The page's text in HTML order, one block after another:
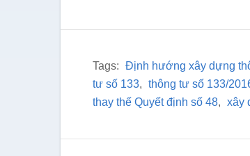
Tags: Định hướng xây dựng
tư số 133, thông tư số 133/
thay thế Quyết định số 48, xây